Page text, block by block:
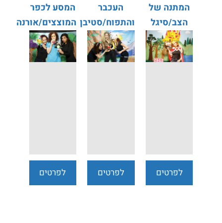
המתנה של
הצב/סיגל
אדלר
לפרטים
העכבר
והתפוח/סטיבן
באטלר
לפרטים
המסע לכפר
המוצצים/אורנה
אוחיון
לפרטים